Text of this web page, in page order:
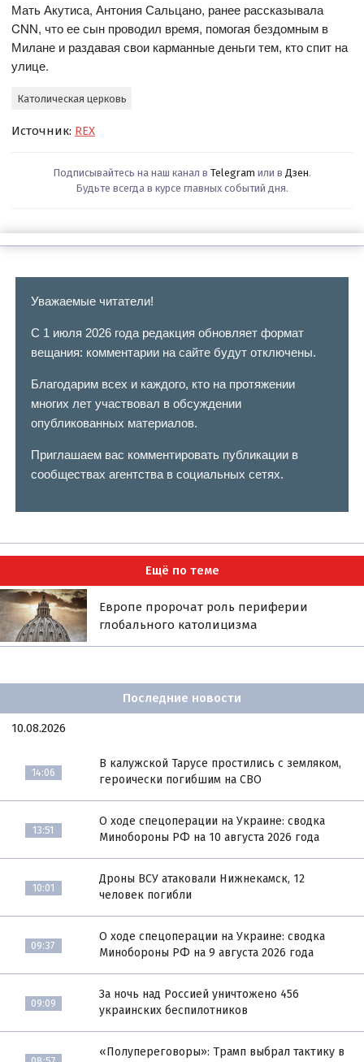
Мать Акутиса, Антония Сальцано, ранее рассказывала
CNN, что ее сын проводил время, помогая бездомным в
Милане и раздавая свои карманные деньги тем, кто спит на
улице.
Католическая церковь
Источник: REX
Подписывайтесь на наш канал в Telegram или в Дзен.
Будьте всегда в курсе главных событий дня.
Уважаемые читатели!
С 1 июля 2026 года редакция обновляет формат
вещания: комментарии на сайте будут отключены.
Благодарим всех и каждого, кто на протяжении
многих лет участвовал в обсуждении
опубликованных материалов.
Приглашаем вас комментировать публикации в
сообществах агентства в социальных сетях.
Ещё по теме
Европе пророчат роль периферии
глобального католицизма
Последние новости
10.08.2026
14:06
В калужской Тарусе простились с земляком,
героически погибшим на СВО
13:51
О ходе спецоперации на Украине: сводка
Минобороны РФ на 10 августа 2026 года
10:01
Дроны ВСУ атаковали Нижнекамск, 12
человек погибли
09:37
О ходе спецоперации на Украине: сводка
Минобороны РФ на 9 августа 2026 года
09:09
За ночь над Россией уничтожено 456
украинских беспилотников
«Полупереговоры»: Трамп выбрал тактику в